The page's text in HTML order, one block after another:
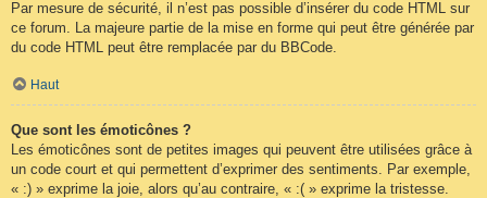
Par mesure de sécurité, il n’est pas possible d’insérer du code HTML sur
ce forum. La majeure partie de la mise en forme qui peut être générée par
du code HTML peut être remplacée par du BBCode.
Haut
Que sont les émoticônes ?
Les émoticônes sont de petites images qui peuvent être utilisées grâce à
un code court et qui permettent d’exprimer des sentiments. Par exemple,
« :) » exprime la joie, alors qu’au contraire, « :( » exprime la tristesse.